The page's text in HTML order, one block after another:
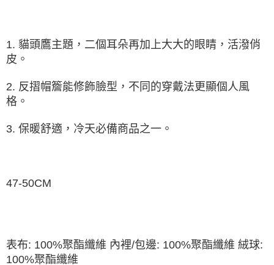
1. 貓頭鷹主題，二個耳朵再加上大大的眼睛，活潑俏
皮。
2. 反摺帽簷能修飾臉型，不同的穿戴法更顯個人風
格。
3. 保暖舒適，冷天必備商品之一。
47-50CM
表布: 100%聚酯纖維 內裡/包邊: 100%聚酯纖維 絨球:
100%聚酯纖維